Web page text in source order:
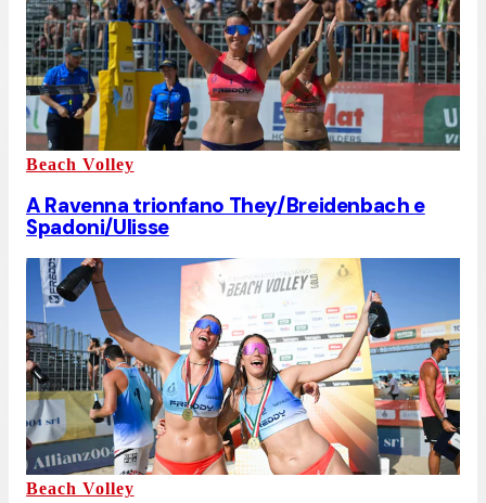
Beach Volley
A Ravenna trionfano They/Breidenbach e
Spadoni/Ulisse
Beach Volley